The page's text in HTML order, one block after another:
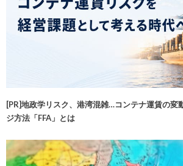
[PR]地政学リスク、港湾混雑…コンテナ運賃の変
ジ方法「FFA」とは